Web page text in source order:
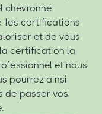
chevronné
les certifications
et de vous
certification la
et nous
pourrez ainsi
de passer vos